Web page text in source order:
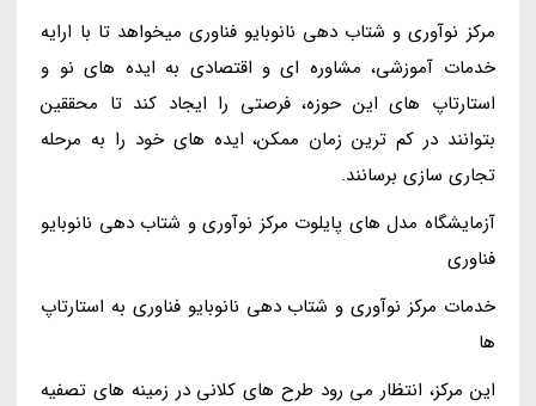
مرکز نوآوری و شتاب دهی نانوبایو فناوری میخواهد تا با ارایه
خدمات آموزشی، مشاوره ای و اقتصادی به ایده های نو و
استارتاپ های این حوزه، فرصتی را ایجاد کند تا محققین
بتوانند در کم ترین زمان ممکن، ایده های خود را به مرحله
تجاری سازی برسانند.
آزمایشگاه مدل های پایلوت مرکز نوآوری و شتاب دهی نانوبایو
فناوری
خدمات مرکز نوآوری و شتاب دهی نانوبایو فناوری به استارتاپ
ها
این مرکز، انتظار می رود طرح های کلانی در زمینه های تصفیه